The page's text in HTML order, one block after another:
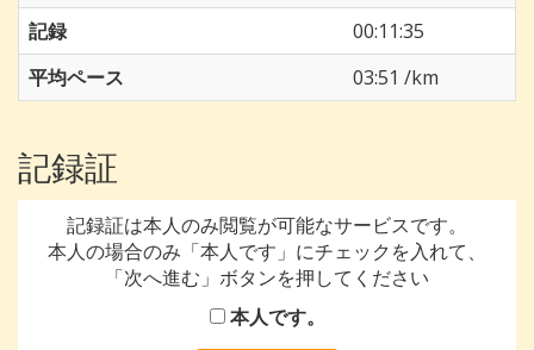
記録
00:11:35
平均ペース
03:51 /km
記録証
記録証は本人のみ閲覧が可能なサービスです。
本人の場合のみ「本人です」にチェックを入れて、
「次へ進む」ボタンを押してください
本人です。